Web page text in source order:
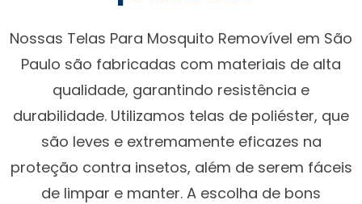
Nossas Telas Para Mosquito Removível em São
Paulo são fabricadas com materiais de alta
qualidade, garantindo resistência e
durabilidade. Utilizamos telas de poliéster, que
são leves e extremamente eficazes na
proteção contra insetos, além de serem fáceis
de limpar e manter. A escolha de bons